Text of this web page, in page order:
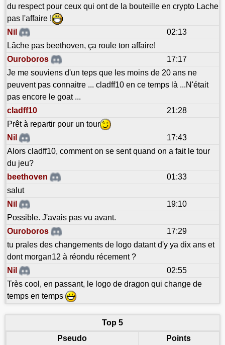
du respect pour ceux qui ont de la bouteille en crypto Lache
pas l'affaire !
Nil
02:13
Lâche pas beethoven, ça roule ton affaire!
Ouroboros
17:17
Je me souviens d'un teps que les moins de 20 ans ne
peuvent pas connaitre ... cladff10 en ce temps là ...N'était
pas encore le goat ...
cladff10
21:28
Prêt à repartir pour un tour
Nil
17:43
Alors cladff10, comment on se sent quand on a fait le tour
du jeu?
beethoven
01:33
salut
Nil
19:10
Possible. J'avais pas vu avant.
Ouroboros
17:29
tu prales des changements de logo datant d'y ya dix ans et
dont morgan12 à réondu récement ?
Nil
02:55
Très cool, en passant, le logo de dragon qui change de
temps en temps
Top 5
Pseudo
Points